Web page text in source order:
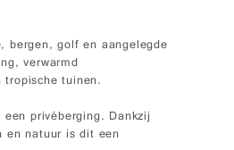
bergen, golf en aangelegde
verwarmd
tuinen.
privéberging. Dankzij
en natuur is dit een